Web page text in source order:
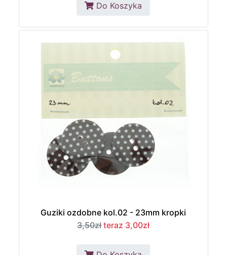
Do Koszyka
Guziki ozdobne kol.02 - 23mm kropki
3,50zł teraz 3,00zł